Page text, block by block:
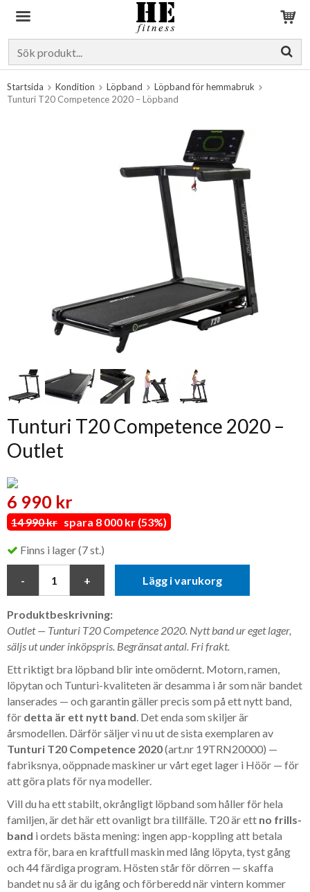
Startsida Kondition Löpband
Löpband för hemmabruk
Tunturi T20 Competence 2020 – Löpband
Tunturi T20 Competence 2020 –
Outlet
6 990 kr
14 990 kr spara 8 000 kr (53%)
Finns i lager (7 st.)
Lägg i varukorg
Produktbeskrivning:
Outlet — Tunturi T20 Competence 2020. Nytt band ur eget lager,
säljs ut under inköpspris. Begränsat antal. Fri frakt.
Ett riktigt bra löpband blir inte omödernt. Motorn, ramen,
löpytan och Tunturi-kvaliteten är desamma i år som när bandet
lanserades — och garantin gäller precis som på ett nytt band,
för detta är ett nytt band. Det enda som skiljer är
årsmodellen. Därför säljer vi nu ut de sista exemplaren av
Tunturi T20 Competence 2020(art.nr 19TRN20000) —
fabriksnya, oöppnade maskiner ur vårt eget lager i Höör — för
att göra plats för nya modeller.
Vill du ha ett stabilt, okrångligt löpband som håller för hela
familjen, är det här ett ovanligt bra tillfälle. T20 är ett no frills-
band i ordets bästa mening: ingen app-koppling att betala
extra för, bara en kraftfull maskin med lång löpyta, tyst gång
och 44 färdiga program. Hösten står för dörren — skaffa
bandet nu så är du igång och förberedd när vintern kommer